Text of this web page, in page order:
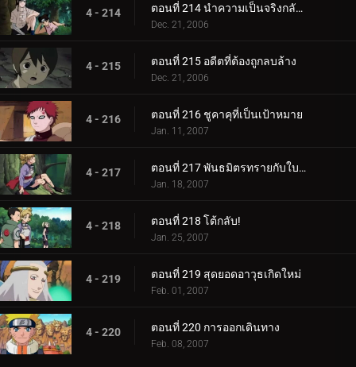
4 - 214 ตอนที่ 214 นำความเป็นจริงกลับคืนมา
Dec. 21, 2006
4 - 215 ตอนที่ 215 อดีตที่ต้องถูกลบล้าง
Dec. 21, 2006
4 - 216 ตอนที่ 216 ชูคาคุที่เป็นเป้าหมาย
Jan. 11, 2007
4 - 217 ตอนที่ 217 พันธมิตรทรายกับใบไม้ชิโนบิ
Jan. 18, 2007
4 - 218 ตอนที่ 218 โต้กลับ!
Jan. 25, 2007
4 - 219 ตอนที่ 219 สุดยอดอาวุธเกิดใหม่
Feb. 01, 2007
4 - 220 ตอนที่ 220 การออกเดินทาง
Feb. 08, 2007